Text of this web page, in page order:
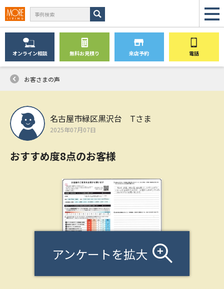
オンライン相談 無料お見積り 来店予約 電話
お客さまの声
名古屋市緑区黒沢台 Tさま
2025年07月07日
おすすめ度8点のお客様
アンケートを拡大